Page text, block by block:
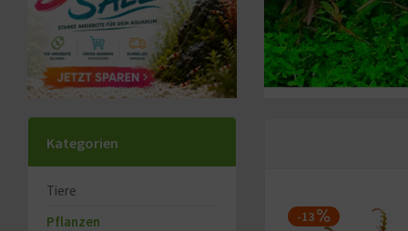
Kategorien
Tiere
Pflanzen
-13